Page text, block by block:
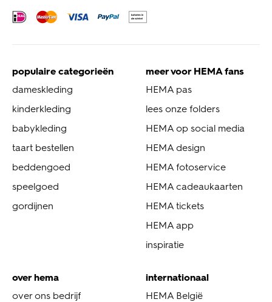
populaire categorieën
dameskleding
kinderkleding
babykleding
taart bestellen
beddengoed
speelgoed
gordijnen
meer voor HEMA fans
HEMA pas
lees onze folders
HEMA op social media
HEMA design
HEMA fotoservice
HEMA cadeaukaarten
HEMA tickets
HEMA app
inspiratie
over hema
over ons bedrijf
internationaal
HEMA België